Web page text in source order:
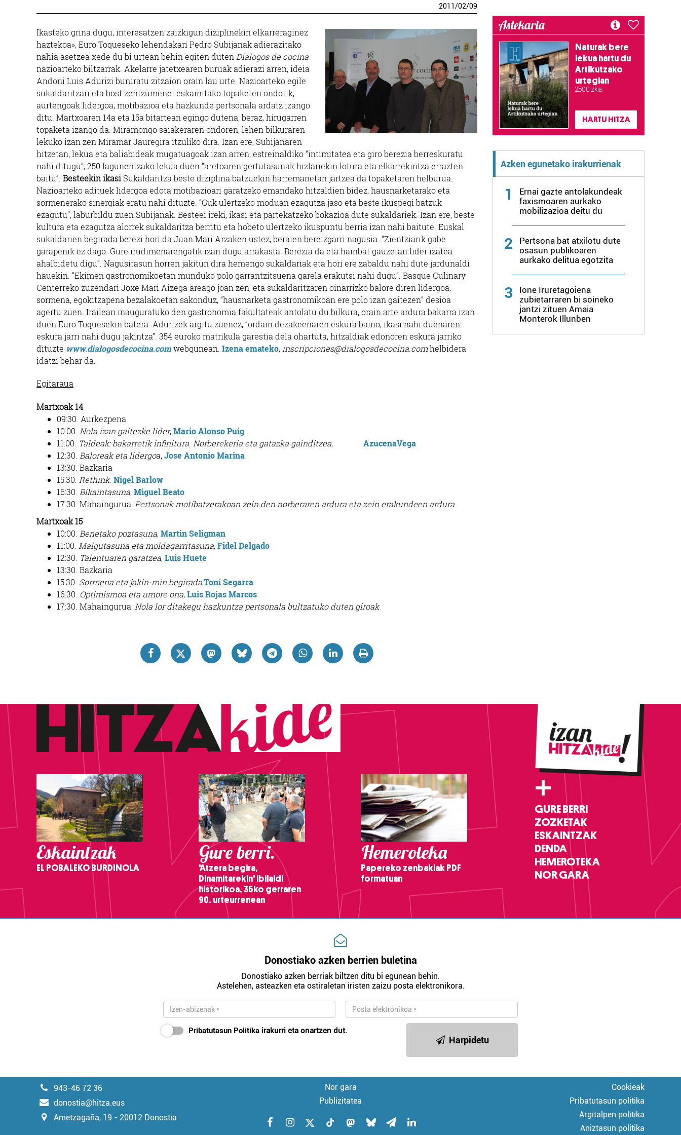
2011/02/09
Ikasteko grina dugu, interesatzen zaizkigun diziplinekin elkarreraginez
haztekoa», Euro Toqueseko lehendakari Pedro Subijanak adierazitako
nahia asetzea xede du bi urtean behin egiten duten Dialogos de cocina
nazioarteko biltzarrak. Akelarre jatetxearen buruak adierazi arren, ideia
Andoni Luis Adurizi bururatu zitzaion orain lau urte. Nazioarteko egile
sukaldaritzari eta bost zentzumenei eskainitako topaketen ondotik,
aurtengoak lidergoa, motibazioa eta hazkunde pertsonala ardatz izango
ditu. Martxoaren 14a eta 15a bitartean egingo dutena, beraz, hirugarren
topaketa izango da. Miramongo saiakeraren ondoren, lehen bilkuraren
lekuko izan zen Miramar Jauregira itzuliko dira. Izan ere, Subijanaren
hitzetan, lekua eta baliabideak mugatuagoak izan arren, estreinaldiko “intimitatea eta giro berezia berreskuratu
nahi ditugu”; 250 lagunentzako lekua duen “aretoaren gertutasunak hizlariekin lotura eta elkarrekintza errazten
baitu”. Besteekin ikasiSukaldaritza beste diziplina batzuekin harremanetan jartzea da topaketaren helburua.
Nazioarteko adituek lidergoa edota motibazioari garatzeko emandako hitzaldien bidez, hausnarketarako eta
sormenerako sinergiak eratu nahi dituzte. “Guk ulertzeko moduan ezagutza jaso eta beste ikuspegi batzuk
ezagutu”, laburbildu zuen Subijanak. Besteei ireki, ikasi eta partekatzeko bokazioa dute sukaldariek. Izan ere, beste
kultura eta ezagutza alorrek sukaldaritza berritu eta hobeto ulertzeko ikuspuntu berria izan nahi baitute. Euskal
sukaldarien begirada berezi hori da Juan Mari Arzaken ustez, beraien bereizgarri nagusia. “Zientziarik gabe
garapenik ez dago. Gure irudimenarengatik izan dugu arrakasta. Berezia da eta hainbat gauzetan lider izatea
ahalbidetu digu”. Nagusitasun horren jakitun dira hemengo sukaldariak eta hori ere zabaldu nahi dute jardunaldi
hauekin. “Ekimen gastronomikoetan munduko polo garrantzitsuena garela erakutsi nahi dugu”. Basque Culinary
Centerreko zuzendari Joxe Mari Aizega areago joan zen, eta sukaldaritzaren oinarrizko balore diren lidergoa,
sormena, egokitzapena bezalakoetan sakonduz, “hausnarketa gastronomikoan ere polo izan gaitezen” desioa
agertu zuen. Irailean inauguratuko den gastronomia fakultateak antolatu du bilkura, orain arte ardura bakarra izan
duen Euro Toquesekin batera. Adurizek argitu zuenez, “ordain dezakeenaren eskura baino, ikasi nahi duenaren
eskura jarri nahi dugu jakintza”. 354 euroko matrikula garestia dela ohartuta, hitzaldiak edonoren eskura jarriko
dituzte www.dialogosdecocina.comwebgunean. Izena emateko, inscripciones@dialogosdecocina.comhelbidera
idatzi behar da.
Egitaraua
Martxoak 14
09:30. Aurkezpena
10:00. Nola izan gaitezke lider,Mario Alonso Puig
11:00. Taldeak: bakarretik infinitura. Norberekeria eta gatazka gainditzea, AzucenaVega
12:30. Baloreak eta lidergoa,Jose Antonio Marina
13:30. Bazkaria
15:30. Rethink. Nigel Barlow
16:30. Bikaintasuna,Miguel Beato
17:30. Mahaingurua: Pertsonak motibatzerakoan zein den norberaren ardura eta zein erakundeen ardura
Martxoak 15
10:00. Benetako poztasuna,Martin Seligman
11:00. Malgutasuna eta moldagarritasuna,Fidel Delgado
12:30. Talentuaren garatzea,Luis Huete
13:30. Bazkaria
15:30. Sormena eta jakin-min begirada,Toni Segarra
16:30. Optimismoa eta umore ona,Luis Rojas Marcos
17:30. Mahaingurua: Nola lor ditakegu hazkuntza pertsonala bultzatuko duten giroak
Astekaria
Naturak bere
lekua hartu du
Artikutzako
urtegian
2.500 zkia.
HARTU HITZA
Azken egunetako irakurrienak
1
Ernai gazte antolakundeak
faxismoaren aurkako
mobilizazioa deitu du
2
Pertsona bat atxilotu dute
osasun publikoaren
aurkako delitua egotzita
3
Ione Iruretagoiena
zubietarraren bi soineko
jantzi zituen Amaia
Monterok Illunben
Eskaintzak
EL POBALEKO BURDINOLA
Gure berri.
'Atzera begira,
Dinamitarekin' ibilaldi
historikoa, 36ko gerraren
90. urteurrenean
Hemeroteka
Papereko zenbakiak PDF
formatuan
+
GURE BERRI
ZOZKETAK
ESKAINTZAK
DENDA
HEMEROTEKA
NOR GARA
Donostiako azken berrien buletina
Donostiako azken berriak biltzen ditu bi egunean behin.
Astelehen, asteazken eta ostiraletan iristen zaizu posta elektronikora.
Pribatutasun Politika irakurri eta onartzen dut.
Harpidetu
943-46 72 36
donostia@hitza.eus
Ametzagaña, 19 - 20012 Donostia
Nor gara
Publizitatea
Cookieak
Pribatutasun politika
Argitalpen politika
Aniztasun politika